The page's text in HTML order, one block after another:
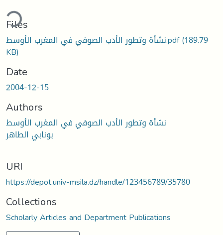
Files
نشأة وتطور الأدب الصوفي في المغرب الأوسط.pdf(189.79
KB)
Date
2004-12-15
Authors
نشأة وتطور الأدب الصوفي في المغرب الأوسط
بونابي الطاهر
URI
https://depot.univ-msila.dz/handle/123456789/35780
Collections
Scholarly Articles and Department Publications